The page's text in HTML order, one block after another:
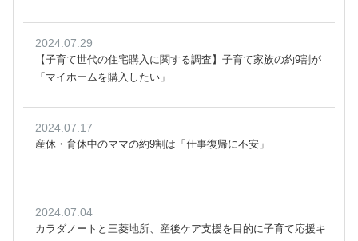
2024.07.29
【子育て世代の住宅購入に関する調査】子育て家族の約9割が
「マイホームを購入したい」
2024.07.17
産休・育休中のママの約9割は「仕事復帰に不安」
2024.07.04
カラダノートと三菱地所、産後ケア支援を目的に子育て応援キ